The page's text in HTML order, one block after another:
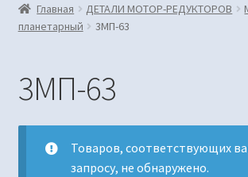
Главная ДЕТАЛИ МОТОР-РЕДУКТОРОВ
планетарный
3МП-63
3МП-63
Товаров, соответствующих
запросу, не обнаружено.